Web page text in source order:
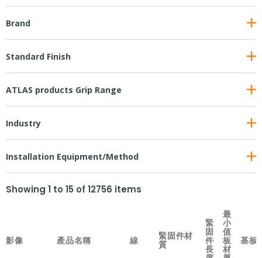
Brand
Standard Finish
ATLAS products Grip Range
Industry
Installation Equipment/Method
Showing 1 to 15 of 12756 items
影像 產品名稱 線 緊固件材
質
緊
固
件
長
最
小
值
板
材
基板